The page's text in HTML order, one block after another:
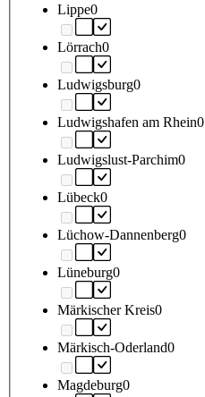
Lippe0
Lörrach0
Ludwigsburg0
Ludwigshafen am Rhein0
Ludwigslust-Parchim0
Lübeck0
Lüchow-Dannenberg0
Lüneburg0
Märkischer Kreis0
Märkisch-Oderland0
Magdeburg0